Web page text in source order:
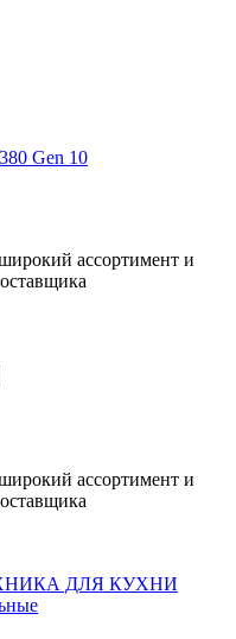
Gen 10
ассортимент и
ассортимент и
ДЛЯ КУХНИ